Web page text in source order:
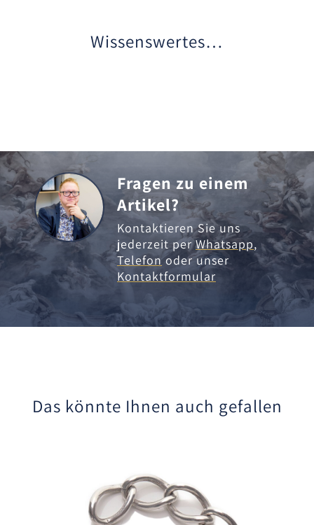
Wissenswertes…
Fragen zu einem
Artikel?
Kontaktieren Sie uns
jederzeit perWhatsapp,
Telefonoder unser
Kontaktformular
Das könnte Ihnen auch gefallen